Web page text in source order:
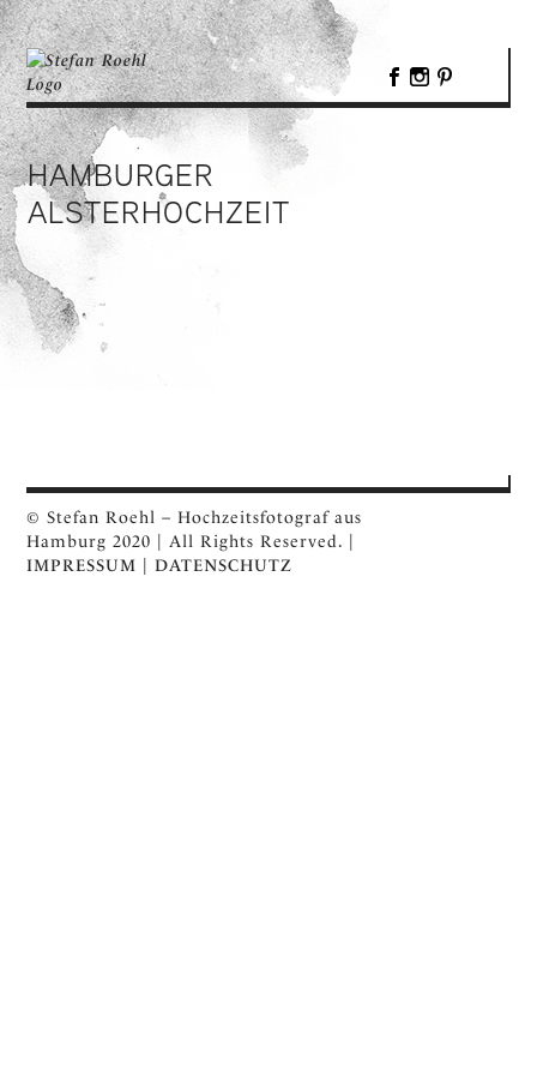
HAMBURGER
ALSTERHOCHZEIT
© Stefan Roehl – Hochzeitsfotograf aus
Hamburg 2020 | All Rights Reserved. |
IMPRESSUM |DATENSCHUTZ